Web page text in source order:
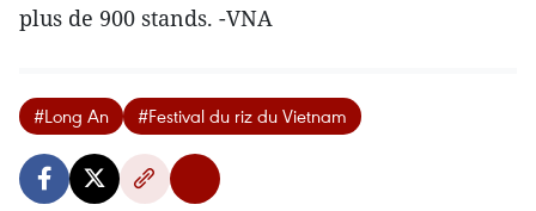
plus de 900 stands. -VNA
#Long An #Festival du riz du Vietnam